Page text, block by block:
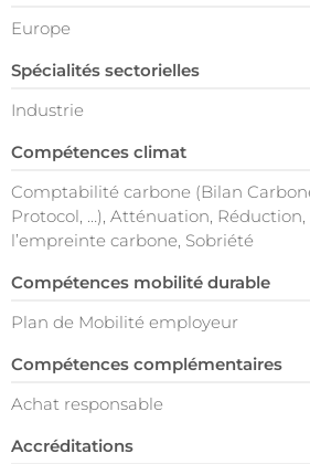
Europe
Spécialités sectorielles
Industrie
Compétences climat
Comptabilité carbone (Bilan
Protocol, …), Atténuation, Réduction,
l’empreinte carbone, Sobriété
Compétences mobilité durable
Plan de Mobilité employeur
Compétences complémentaires
Achat responsable
Accréditations